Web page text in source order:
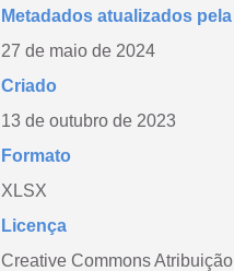
Metadados atualizados
27 de maio de 2024
Criado
13 de outubro de 2023
Formato
XLSX
Licença
Creative Commons Atribuição